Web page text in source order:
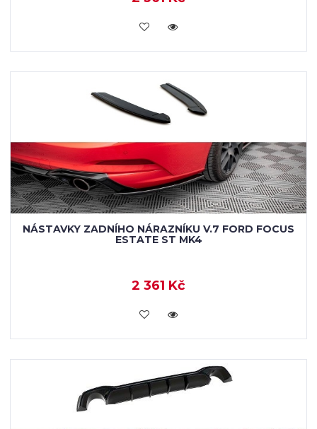
VLOŽIT DO KOŠÍKU
NÁSTAVKY ZADNÍHO NÁRAZNÍKU V.7 FORD FOCUS
ESTATE ST MK4
2 361 Kč
VLOŽIT DO KOŠÍKU